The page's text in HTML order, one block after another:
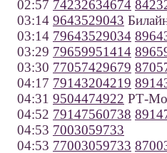
02:57 74232634674
03:14 9643529043
03:14 79643529034
03:29 79659951414
03:30 77057429679
04:17 79143204219
04:31 9504474922 РТ-
04:52 79147560738
04:53 7003059733
04:53 77003059733